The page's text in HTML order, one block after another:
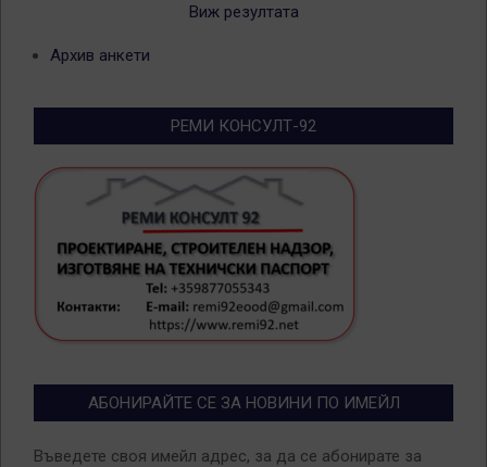
Виж резултата
Архив анкети
РЕМИ КОНСУЛТ-92
АБОНИРАЙТЕ СЕ ЗА НОВИНИ ПО ИМЕЙЛ
Въведете своя имейл адрес, за да се абонирате за